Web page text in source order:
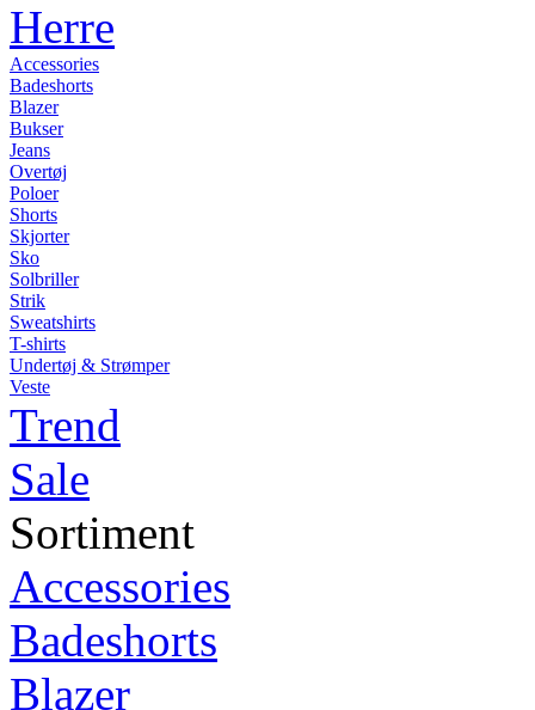
Herre
Accessories
Badeshorts
Blazer
Bukser
Jeans
Overtøj
Poloer
Shorts
Skjorter
Sko
Solbriller
Strik
Sweatshirts
T-shirts
Undertøj & Strømper
Veste
Trend
Sale
Sortiment
Accessories
Badeshorts
Blazer